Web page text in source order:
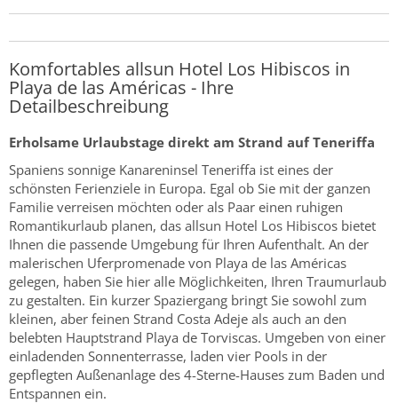
Komfortables allsun Hotel Los Hibiscos in
Playa de las Américas - Ihre
Detailbeschreibung
Erholsame Urlaubstage direkt am Strand auf Teneriffa
Spaniens sonnige Kanareninsel Teneriffa ist eines der
schönsten Ferienziele in Europa. Egal ob Sie mit der ganzen
Familie verreisen möchten oder als Paar einen ruhigen
Romantikurlaub planen, das allsun Hotel Los Hibiscos bietet
Ihnen die passende Umgebung für Ihren Aufenthalt. An der
malerischen Uferpromenade von Playa de las Américas
gelegen, haben Sie hier alle Möglichkeiten, Ihren Traumurlaub
zu gestalten. Ein kurzer Spaziergang bringt Sie sowohl zum
kleinen, aber feinen Strand Costa Adeje als auch an den
belebten Hauptstrand Playa de Torviscas. Umgeben von einer
einladenden Sonnenterrasse, laden vier Pools in der
gepflegten Außenanlage des 4-Sterne-Hauses zum Baden und
Entspannen ein.